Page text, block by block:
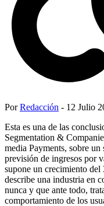
PorRedacción - 12 Julio
Esta es una de las
Segmentation &
media Payments, sobre
previsión de ingresos por
supone un crecimiento
describe una industria en
nunca y que ante todo,
comportamiento de los